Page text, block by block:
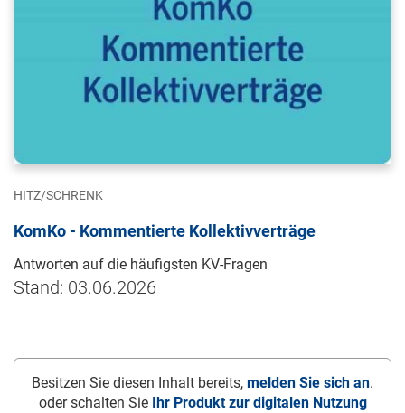
HITZ/SCHRENK
KomKo - Kommentierte Kollektivverträge
Antworten auf die häufigsten KV-Fragen
Stand: 03.06.2026
Besitzen Sie diesen Inhalt bereits, melden Sie sich an.
oder schalten Sie
Ihr Produkt zur digitalen Nutzung